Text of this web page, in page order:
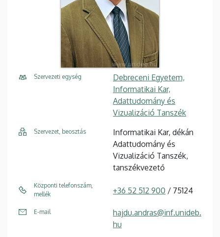
Szervezeti egység
Debreceni Egyetem,
Informatikai Kar,
Adattudomány és
Vizualizáció Tanszék
Szervezet, beosztás
Informatikai Kar, dékán
Adattudomány és
Vizualizáció Tanszék,
tanszékvezető
Központi telefonszám,
mellék
+36 52 512 900 / 75124
E-mail
hajdu.andras@inf.unideb.
hu